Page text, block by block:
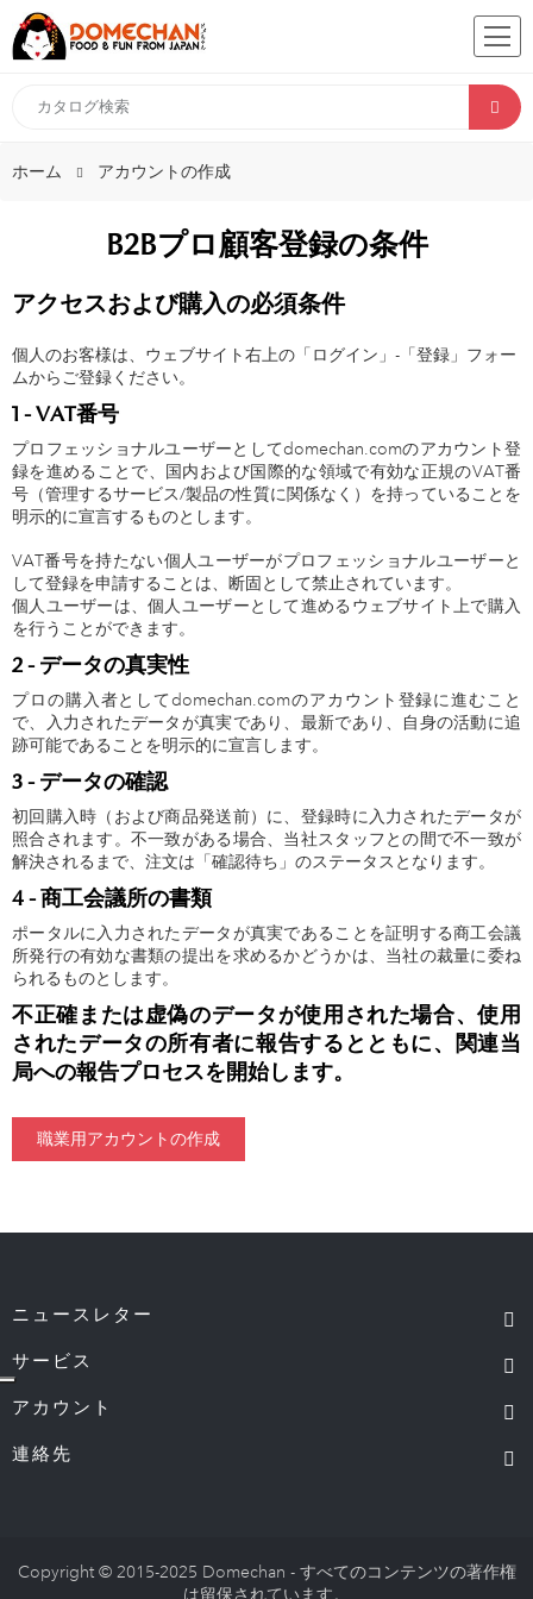
ホーム アカウントの作成
B2Bプロ顧客登録の条件
アクセスおよび購入の必須条件
個人のお客様は、ウェブサイト右上の「ログイン」-「登録」フォー
ムからご登録ください。
1 - VAT番号
プロフェッショナルユーザーとしてdomechan.comのアカウント登
録を進めることで、国内および国際的な領域で有効な正規のVAT番
号（管理するサービス/製品の性質に関係なく）を持っていることを
明示的に宣言するものとします。
VAT番号を持たない個人ユーザーがプロフェッショナルユーザーと
して登録を申請することは、断固として禁止されています。
個人ユーザーは、個人ユーザーとして進めるウェブサイト上で購入
を行うことができます。
2 - データの真実性
プロの購入者としてdomechan.comのアカウント登録に進むこと
で、入力されたデータが真実であり、最新であり、自身の活動に追
跡可能であることを明示的に宣言します。
3 - データの確認
初回購入時（および商品発送前）に、登録時に入力されたデータが
照合されます。不一致がある場合、当社スタッフとの間で不一致が
解決されるまで、注文は「確認待ち」のステータスとなります。
4 - 商工会議所の書類
ポータルに入力されたデータが真実であることを証明する商工会議
所発行の有効な書類の提出を求めるかどうかは、当社の裁量に委ね
られるものとします。
不正確または虚偽のデータが使用された場合、使用
されたデータの所有者に報告するとともに、関連当
局への報告プロセスを開始します。
職業用アカウントの作成
ニュースレター
サービス
アカウント
連絡先
Copyright © 2015-2025 Domechan - すべてのコンテンツの著作権
は留保されています。